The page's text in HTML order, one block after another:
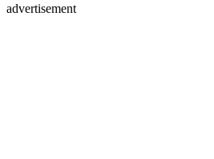
advertisement